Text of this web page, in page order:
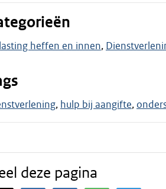
heffen en innen
hulp bij aangifte
deze pagina